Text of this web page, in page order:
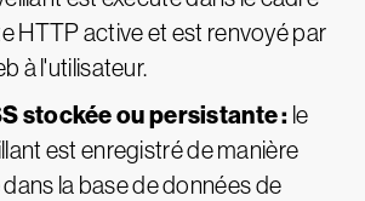
HTTP active et est renvoyé par
à l'utilisateur.
stockée ou persistante : le
est enregistré de manière
la base de données de